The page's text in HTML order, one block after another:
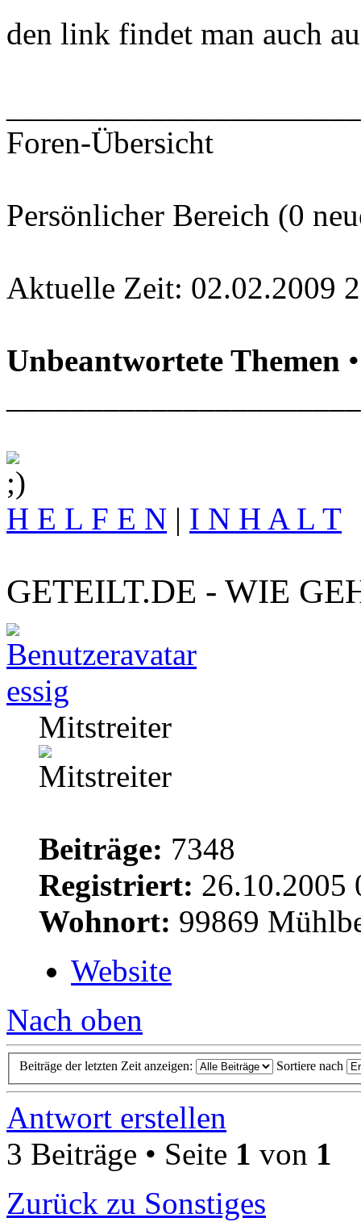
den link findet man auch
Foren-Übersicht
Persönlicher Bereich (0
Aktuelle Zeit: 02.02.2009
Unbeantwortete Themen
H E L F E N | I N H A L T
GETEILT.DE - WIE
essig
Mitstreiter
Beiträge: 7348
Registriert: 26.10.2005
Wohnort: 99869
Website
Nach oben
Beiträge der letzten Zeit anzeigen: Sortiere nach
Antwort erstellen
3 Beiträge • Seite 1 von 1
Zurück zu Sonstiges